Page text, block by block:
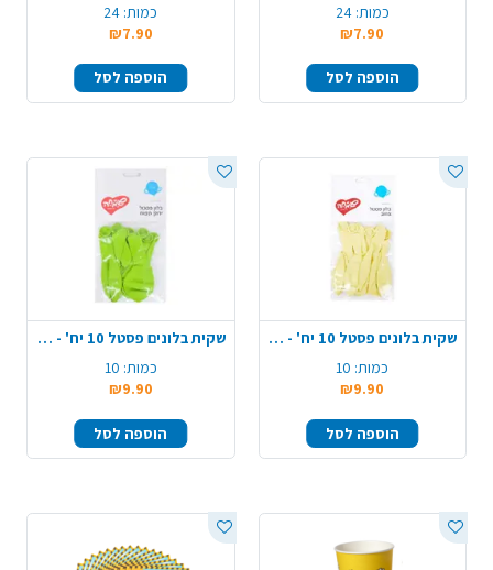
כמות: 24
₪7.90
הוספה לסל
כמות: 24
₪7.90
הוספה לסל
שקית בלונים פסטל 10 יח' - צהוב
כמות: 10
₪9.90
הוספה לסל
שקית בלונים פסטל 10 יח' - ירוק תפוח
כמות: 10
₪9.90
הוספה לסל